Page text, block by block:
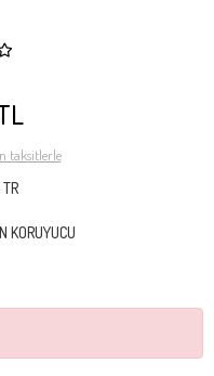
taksitlerle
KORUYUCU